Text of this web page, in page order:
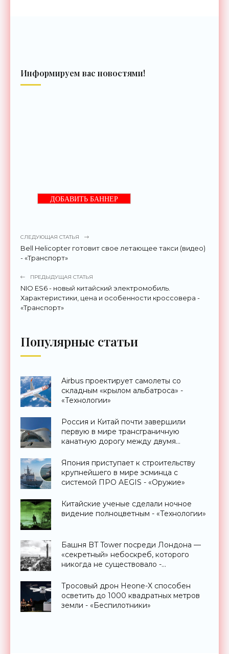
Информируем вас новостями!
ДОБАВИТЬ БАННЕР
СЛЕДУЮЩАЯ СТАТЬЯ
Bell Helicopter готовит свое летающее такси (видео)
- «Транспорт»
ПРЕДЫДУЩАЯ СТАТЬЯ
NIO ES6 - новый китайский электромобиль.
Характеристики, цена и особенности кроссовера -
«Транспорт»
Популярные статьи
Airbus проектирует самолеты со
складным «крылом альбатроса» -
«Технологии»
Россия и Китай почти завершили
первую в мире трансграничную
канатную дорогу между двумя
Япония приступает к строительству
крупнейшего в мире эсминца с
системой ПРО AEGIS - «Оружие»
Китайские ученые сделали ночное
видение полноцветным - «Технологии»
Башня BT Tower посреди Лондона —
«секретный» небоскреб, которого
никогда не существовало -
Тросовый дрон Heone-X способен
осветить до 1000 квадратных метров
земли - «Беспилотники»